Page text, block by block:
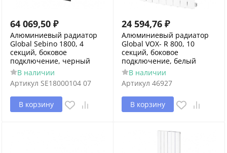
64 069,50 ₽
Алюминиевый радиатор
Global Sebino 1800, 4
секций, боковое
подключение, черный
В наличии
Артикул SE18000104 07
В корзину
24 594,76 ₽
Алюминиевый радиатор
Global VOX- R 800, 10
секций, боковое
подключение, белый
В наличии
Артикул 46927
В корзину